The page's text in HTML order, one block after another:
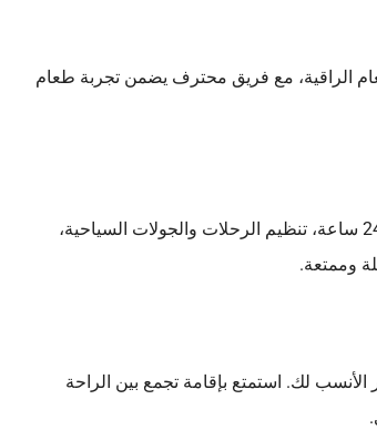
الراقية، مع فريق محترف يضمن تجربة طعام
يحرص الفندق على تقديم خدمات استثنائية تشمل خدمة الاستقبال على مدار 24 ساعة، تنظيم الرحلات والجولات السياحية،
وممتعة.
الأنسب لك. استمتع بإقامة تجمع بين الراحة